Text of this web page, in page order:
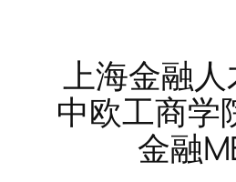
上海金融
中欧工商学
金融